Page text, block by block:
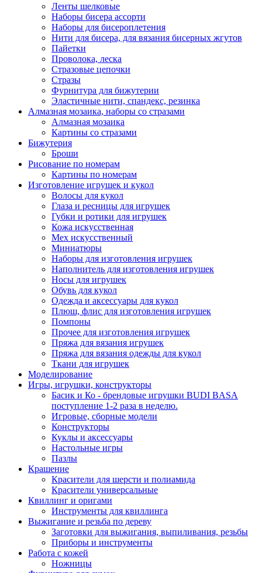
Ленты шелковые
Наборы бисера ассорти
Наборы для бисероплетения
Нити для бисера, для вязания бисерных жгутов
Пайетки
Проволока, леска
Стразовые цепочки
Стразы
Фурнитура для бижутерии
Эластичные нити, спандекс, резинка
Алмазная мозаика, наборы со стразами
Алмазная мозаика
Картины co стразами
Бижутерия
Броши
Рисование по номерам
Картины по номерам
Изготовление игрушек и кукол
Волосы для кукол
Глаза и ресницы для игрушек
Губки и ротики для игрушек
Кожа искусственная
Мех искусственный
Миниатюры
Наборы для изготовления игрушек
Наполнитель для изготовления игрушек
Носы для игрушек
Обувь для кукол
Одежда и аксессуары для кукол
Плюш, флис для изготовления игрушек
Помпоны
Прочее для изготовления игрушек
Пряжа для вязания игрушек
Пряжа для вязания одежды для кукол
Ткани для игрушек
Моделирование
Игры, игрушки, конструкторы
Басик и Ко - брендовые игрушки BUDI BASA
поступление 1-2 раза в неделю.
Игровые, сборные модели
Конструкторы
Куклы и аксессуары
Настольные игры
Пазлы
Крашение
Красители для шерсти и полиамида
Красители универсальные
Квиллинг и оригами
Инструменты для квиллинга
Выжигание и резьба по дереву
Заготовки для выжигания, выпиливания, резьбы
Приборы и инструменты
Работа с кожей
Ножницы